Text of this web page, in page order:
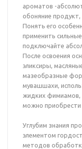
ароматов -
обоняние
Понять его
применить
подключайте
После освоения
эликсиры,
мазеобразные
мувашшахи,
жидких фимиамов,
можно приобрести
Углубим знания
элементом
методов